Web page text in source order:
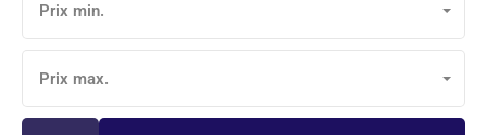
Prix min.
Prix max.